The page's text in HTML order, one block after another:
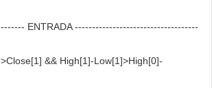
------------------------------------
&& High[1]-Low[1]>High[0]-